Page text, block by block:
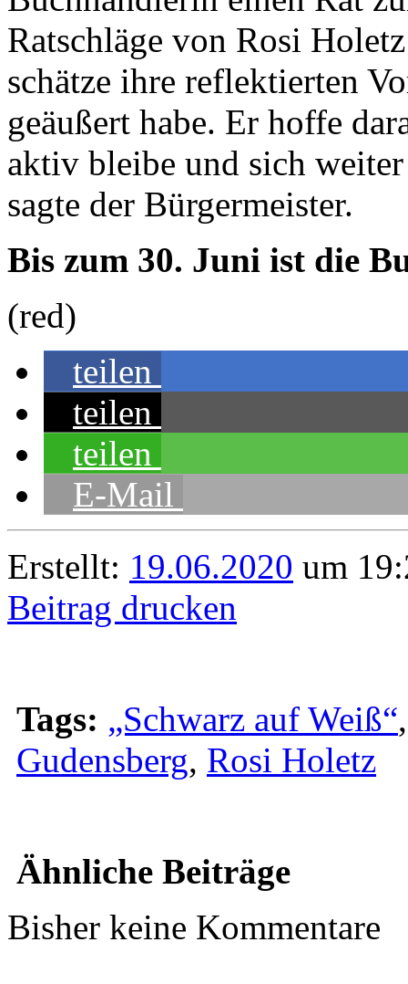
Ratschläge von Rosi
schätze ihre reflektierten
geäußert habe. Er hoffe
aktiv bleibe und sich
sagte der Bürgermeister.
Bis zum 30. Juni ist die
(red)
teilen
teilen
teilen
E-Mail
Erstellt: 19.06.2020 um
Beitrag drucken
Tags: „Schwarz auf Weiß“
Gudensberg, Rosi Holetz
Ähnliche Beiträge
Bisher keine Kommentare